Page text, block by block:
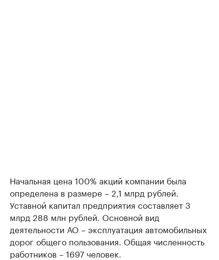
Начальная цена 100% акций компании была
определена в размере – 2,1 млрд рублей.
Уставной капитал предприятия составляет 3
млрд 288 млн рублей. Основной вид
деятельности АО – эксплуатация автомобильных
дорог общего пользования. Общая численность
работников – 1697 человек.